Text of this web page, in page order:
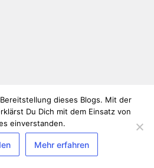
dieses Blogs. Mit der
Du Dich mit dem Einsatz von
einverstanden.
Mehr erfahren